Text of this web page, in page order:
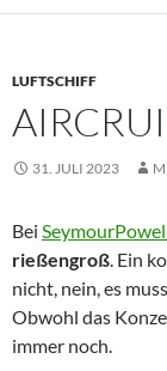
LUFTSCHIFF
31. JULI 2023
Bei
rießengroß. Ein
nicht, nein, es
Obwohl das
immer noch.